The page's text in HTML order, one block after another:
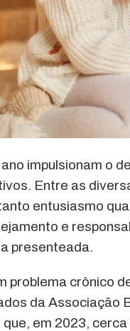
impulsionam o
Entre as
entusiasmo
e
presenteada.
problema crônico
da Associação
em 2023,